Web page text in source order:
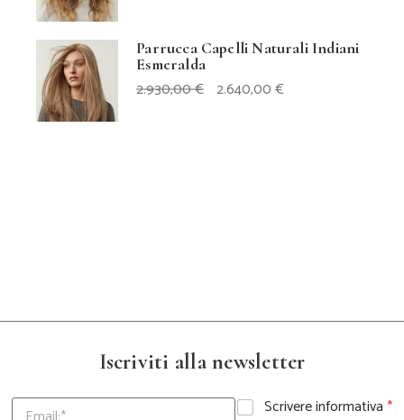
Parrucca Capelli Naturali Indiani
Esmeralda
2.930,00€ IL
PREZZO
2.640,00€IL
Scrivere informativa *
Iscriviti alla newsletter